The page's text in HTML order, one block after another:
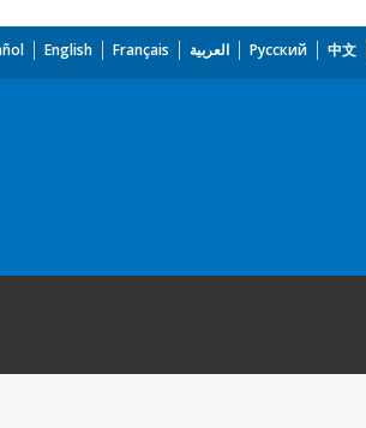
English Français العربية Русский 中文